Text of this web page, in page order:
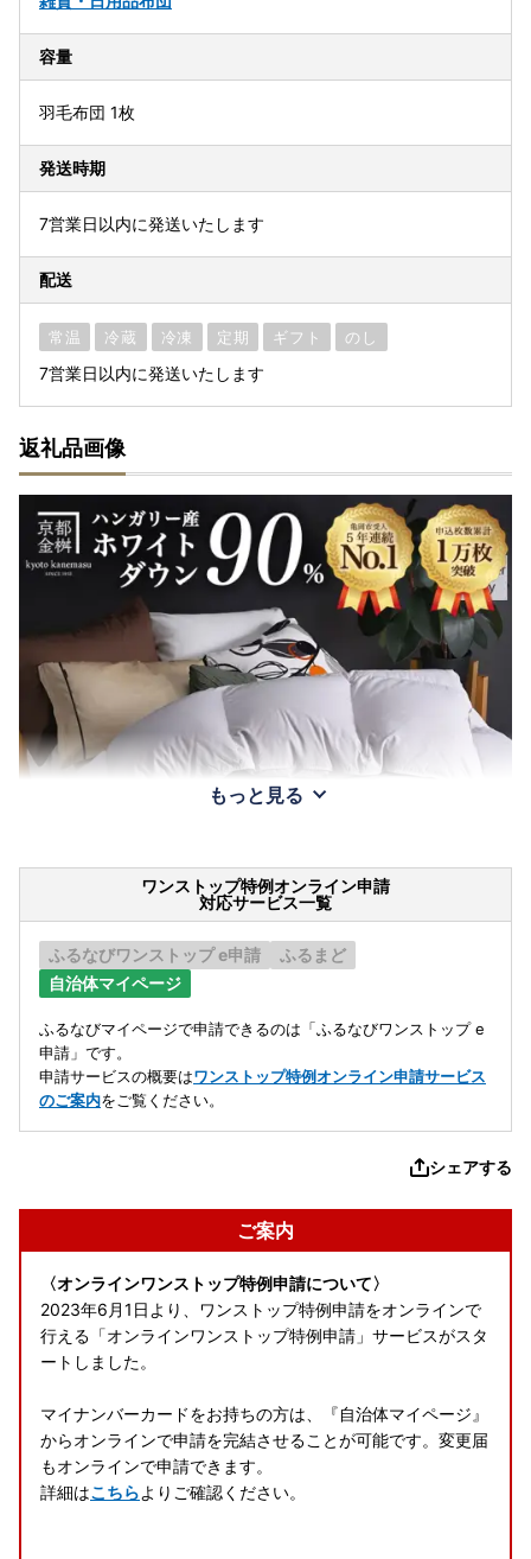
容量
羽毛布団 1枚
発送時期
7営業日以内に発送いたします
配送
常温 冷蔵 冷凍 定期 ギフト のし
7営業日以内に発送いたします
返礼品画像
もっと見る
ワンストップ特例オンライン申請
対応サービス一覧
ふるなびワンストップ e申請
ふるまど
自治体マイページ
ふるなびマイページで申請できるのは「ふるなびワンストップ e
申請」です。
申請サービスの概要はワンストップ特例オンライン申請サービス
のご案内をご覧ください。
シェアする
ご案内
〈オンラインワンストップ特例申請について〉
2023年6月1日より、ワンストップ特例申請をオンラインで
行える「オンラインワンストップ特例申請」サービスがスタ
ートしました。
マイナンバーカードをお持ちの方は、『自治体マイページ』
からオンラインで申請を完結させることが可能です。変更届
もオンラインで申請できます。
詳細はこちらよりご確認ください。